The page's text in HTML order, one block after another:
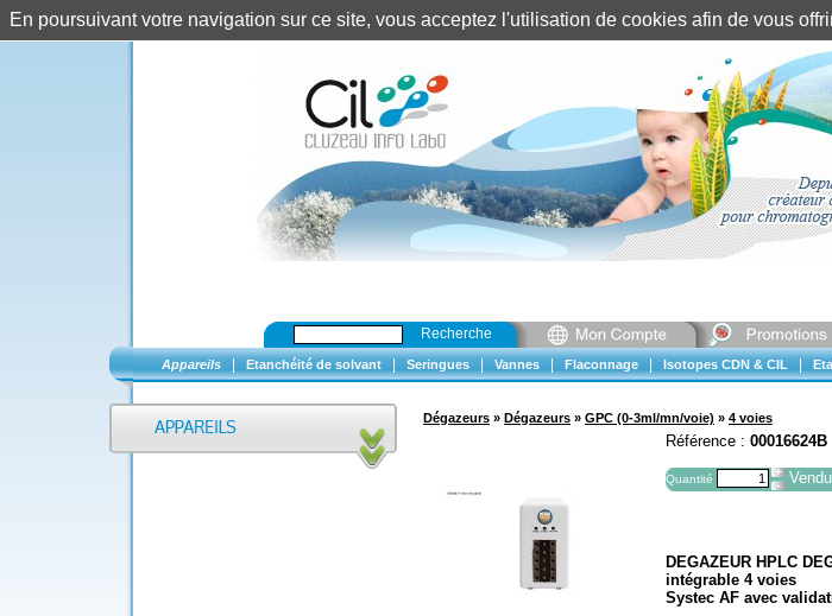
Recherche
Appareils Etanchéité de solvant Seringues Vannes Flaconnage Isotopes CDN & CIL
Dégazeurs » Dégazeurs » GPC (0-3ml/mn/voie) » 4 voies
Référence : 00016624B
Quantité
DEGAZEUR HPLC
intégrable 4 voies
Systec AF avec
En poursuivant votre navigation sur ce site, vous acceptez l'utilisation de cookies afin de vous